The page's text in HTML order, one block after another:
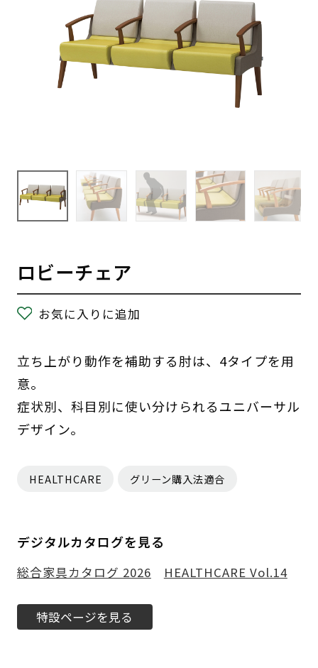
ロビーチェア
お気に入りに追加
立ち上がり動作を補助する肘は、4タイプを用
意。
症状別、科目別に使い分けられるユニバーサル
デザイン。
HEALTHCARE グリーン購入法適合
デジタルカタログを見る
総合家具カタログ 2026 HEALTHCARE Vol.14
特設ページを見る